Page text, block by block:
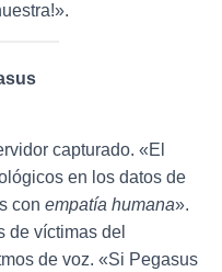
capturado. «El
en los datos de
con empatía humana».
de víctimas del
de voz. «Si Pegasus